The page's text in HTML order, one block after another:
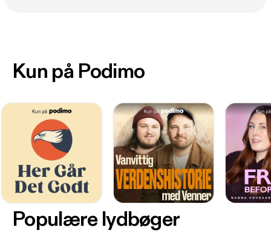
Kun på Podimo
Populære lydbøger